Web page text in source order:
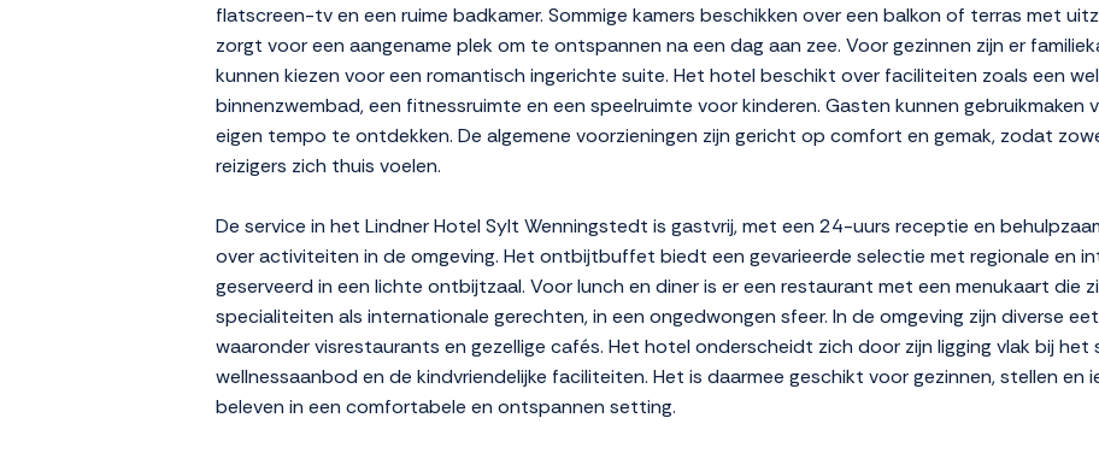
flatscreen-tv en een ruime badkamer. Sommige kamers beschikken over een balkon of terras met
zorgt voor een aangename plek om te ontspannen na een dag aan zee. Voor gezinnen zijn er
kunnen kiezen voor een romantisch ingerichte suite. Het hotel beschikt over faciliteiten zoals een
binnenzwembad, een fitnessruimte en een speelruimte voor kinderen. Gasten kunnen gebruikmaken
eigen tempo te ontdekken. De algemene voorzieningen zijn gericht op comfort en gemak, zodat
reizigers zich thuis voelen.
De service in het Lindner Hotel Sylt Wenningstedt is gastvrij, met een 24-uurs receptie en
over activiteiten in de omgeving. Het ontbijtbuffet biedt een gevarieerde selectie met regionale en
geserveerd in een lichte ontbijtzaal. Voor lunch en diner is er een restaurant met een menukaart die
specialiteiten als internationale gerechten, in een ongedwongen sfeer. In de omgeving zijn diverse
waaronder visrestaurants en gezellige cafés. Het hotel onderscheidt zich door zijn ligging vlak bij
wellnessaanbod en de kindvriendelijke faciliteiten. Het is daarmee geschikt voor gezinnen, stellen en
beleven in een comfortabele en ontspannen setting.